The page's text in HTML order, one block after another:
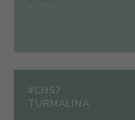
#CH57
TURMALINA